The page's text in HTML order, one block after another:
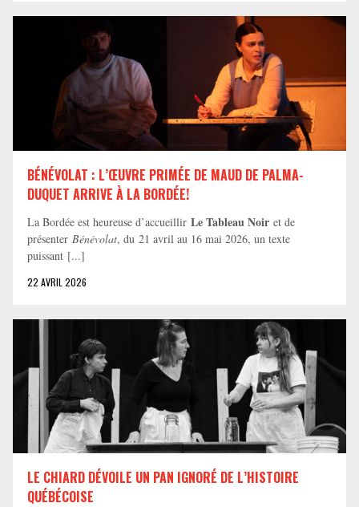
BÉNÉVOLAT : L’ŒUVRE PRIMÉE DE MAUD DE PALMA-
DUQUET ARRIVE À LA BORDÉE!
La Bordée est heureuse d’accueillir Le Tableau Noir et de
présenter Bénévolat, du 21 avril au 16 mai 2026, un texte
puissant [...]
22 AVRIL 2026
LE CHIARD DÉVOILE UN PAN IGNORÉ DE L’HISTOIRE
QUÉBÉCOISE